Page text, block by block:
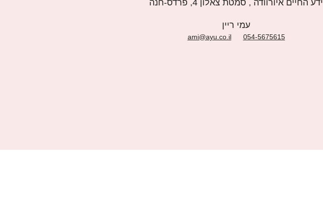
ידע החיים איורוודה , סמטת צאלון 4, פרדס-חנה
עמי ריין
054-5675615
ami@ayu.co.il